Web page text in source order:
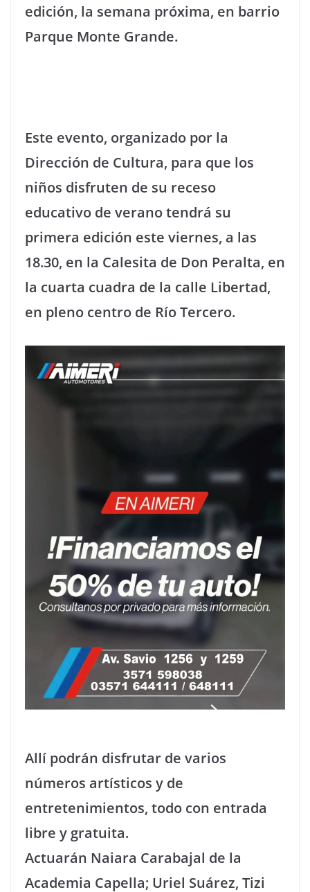
edición, la semana próxima, en barrio
Parque Monte Grande.
Este evento, organizado por la
Dirección de Cultura, para que los
niños disfruten de su receso
educativo de verano tendrá su
primera edición este viernes, a las
18.30, en la Calesita de Don Peralta, en
la cuarta cuadra de la calle Libertad,
en pleno centro de Río Tercero.
Allí podrán disfrutar de varios
números artísticos y de
entretenimientos, todo con entrada
libre y gratuita.
Actuarán Naiara Carabajal de la
Academia Capella; Uriel Suárez, Tizi